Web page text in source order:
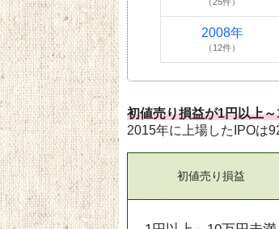
2008年
（12件）
初値売り損益が1円以上
2015年に上場したIPOは
初値売り損益